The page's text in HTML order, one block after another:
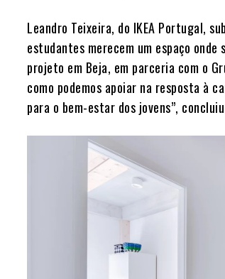
Leandro Teixeira, do IKEA Portugal,
estudantes merecem um espaço
projeto em Beja, em parceria com o
como podemos apoiar na resposta à
para o bem-estar dos jovens”, concluiu